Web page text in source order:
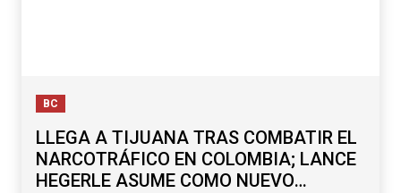
BC
LLEGA A TIJUANA TRAS COMBATIR EL
NARCOTRÁFICO EN COLOMBIA; LANCE
HEGERLE ASUME COMO NUEVO